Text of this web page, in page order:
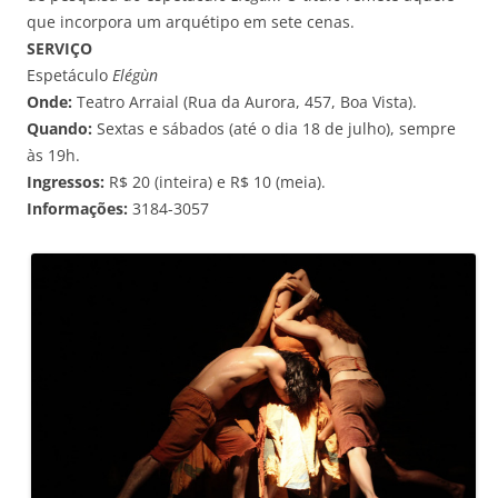
que incorpora um arquétipo em sete cenas.
SERVIÇO
Espetáculo Elégùn
Onde: Teatro Arraial (Rua da Aurora, 457, Boa Vista).
Quando: Sextas e sábados (até o dia 18 de julho), sempre
às 19h.
Ingressos: R$ 20 (inteira) e R$ 10 (meia).
Informações: 3184-3057